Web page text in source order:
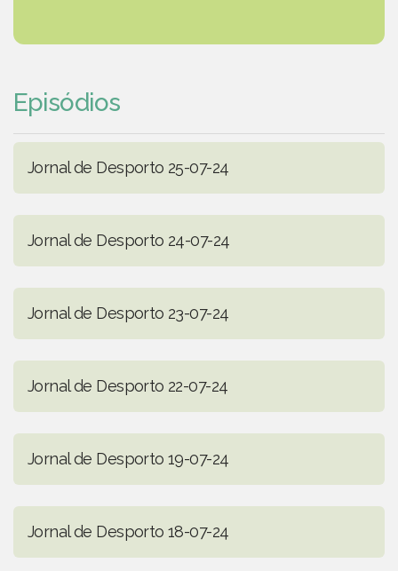
Episódios
Jornal de Desporto 25-07-24
Jornal de Desporto 24-07-24
Jornal de Desporto 23-07-24
Jornal de Desporto 22-07-24
Jornal de Desporto 19-07-24
Jornal de Desporto 18-07-24